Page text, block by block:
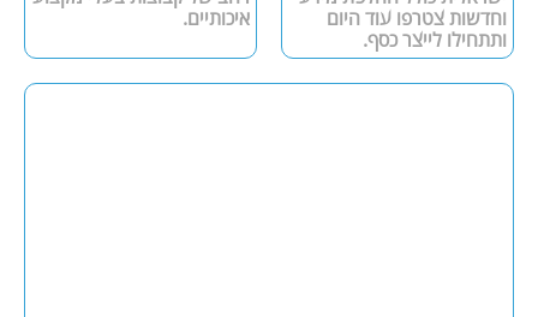
וחדשות צטרפו עוד היום
ותתחילו לייצר כסף.
איכותיים.